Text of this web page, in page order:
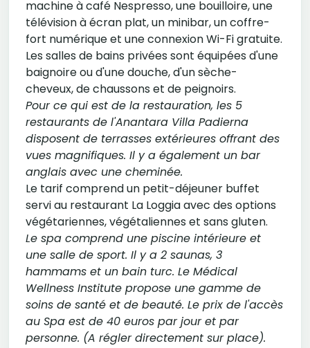
machine à café Nespresso, une bouilloire, une
télévision à écran plat, un minibar, un coffre-
fort numérique et une connexion Wi-Fi gratuite.
Les salles de bains privées sont équipées d'une
baignoire ou d'une douche, d'un sèche-
cheveux, de chaussons et de peignoirs.
Pour ce qui est de la restauration, les 5
restaurants de l'Anantara Villa Padierna
disposent de terrasses extérieures offrant des
vues magnifiques. Il y a également un bar
anglais avec une cheminée.
Le tarif comprend un petit-déjeuner buffet
servi au restaurant La Loggia avec des options
végétariennes, végétaliennes et sans gluten.
Le spa comprend une piscine intérieure et
une salle de sport. Il y a 2 saunas, 3
hammams et un bain turc. Le Médical
Wellness Institute propose une gamme de
soins de santé et de beauté. Le prix de l'accès
au Spa est de 40 euros par jour et par
personne. (A régler directement sur place).